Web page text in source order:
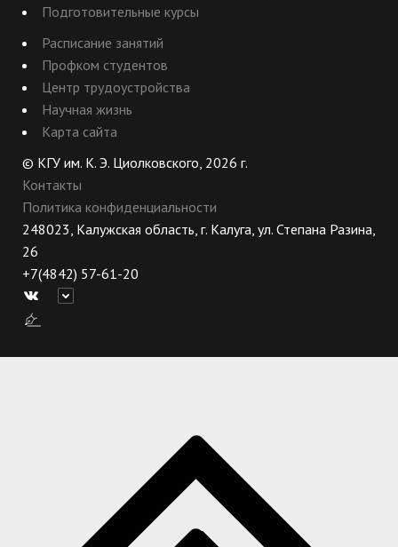
Подготовительные курсы
Расписание занятий
Профком студентов
Центр трудоустройства
Научная жизнь
Карта сайта
© КГУ им. К. Э. Циолковского, 2026 г.
Контакты
Политика конфиденциальности
248023, Калужская область, г. Калуга, ул. Степана Разина,
26
+7(4842) 57-61-20